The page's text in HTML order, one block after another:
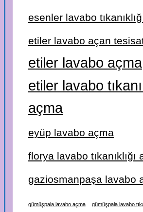
esenler lavabo
etiler lavabo açan
etiler lavabo açma
etiler lavabo
açma
eyüp lavabo açma
florya lavabo tıkanıklığı
gaziosmanpaşa lavabo
gümüşpala lavabo açma gümüşpala lavabo